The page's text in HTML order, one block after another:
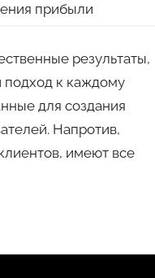
прибыли
результаты,
подход к каждому
для создания
Напротив,
имеют все